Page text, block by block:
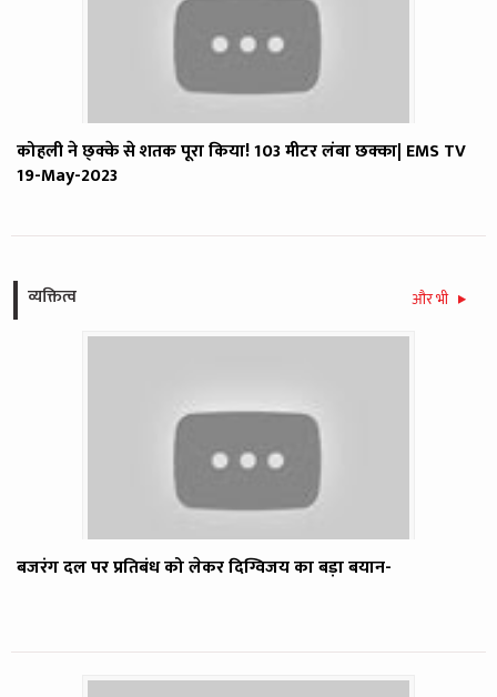
कोहली ने छ्क्के से शतक पूरा किया! 103 मीटर लंबा छक्का| EMS TV
19-May-2023
व्यक्तित्व और भी
बजरंग दल पर प्रतिबंध को लेकर दिग्विजय का बड़ा बयान-